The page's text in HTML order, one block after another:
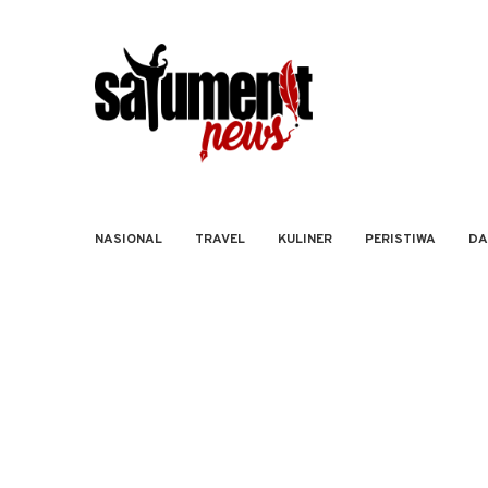
NASIONAL TRAVEL KULINER PERISTIWA